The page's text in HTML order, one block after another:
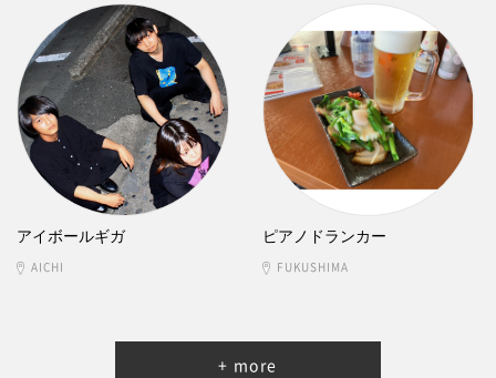
アイボールギガ
AICHI
ピアノドランカー
FUKUSHIMA
+ more